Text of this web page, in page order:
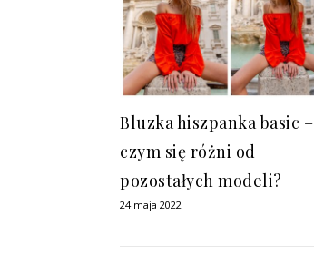
Bluzka hiszpanka basic –
czym się różni od
pozostałych modeli?
24 maja 2022